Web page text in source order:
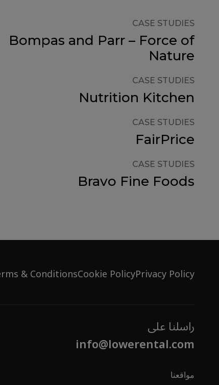
CASE STUDIES
Bompas and Parr – Force of
Nature
CASE STUDIES
Nutrition Kitchen
CASE STUDIES
FairPrice
CASE STUDIES
Bravo Fine Foods
Privacy Policy
Cookie Policy
& Conditions
راسلنا على
info@lowerental.com
مواقعنا